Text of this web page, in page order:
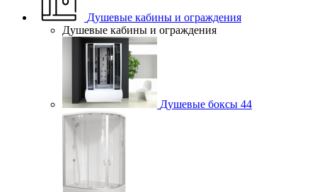
Душевые кабины и ограждения
Душевые кабины и ограждения
Душевые боксы 44